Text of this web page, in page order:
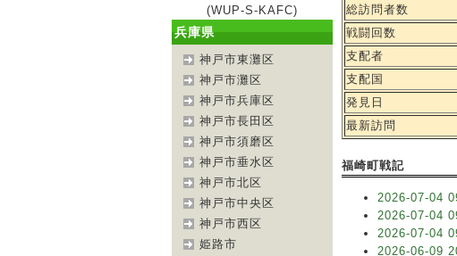
(WUP-S-KAFC)
兵庫県
神戸市東灘区
神戸市灘区
神戸市兵庫区
神戸市長田区
神戸市須磨区
神戸市垂水区
神戸市北区
神戸市中央区
神戸市西区
姫路市
総訪問者数
戦闘回数
支配者
支配国
発見日
最新訪問
福崎町戦記
2026-07-04
2026-07-04
2026-07-04
2026-06-09